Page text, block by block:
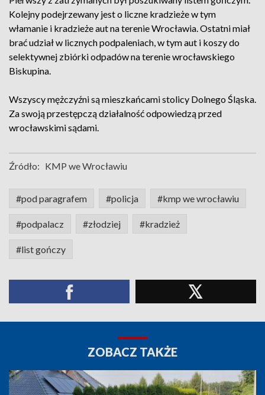
Kolejny podejrzewany jest o liczne kradzieże w tym
włamanie i kradzieże aut na terenie Wrocławia. Ostatni miał
brać udział w licznych podpaleniach, w tym aut i koszy do
selektywnej zbiórki odpadów na terenie wrocławskiego
Biskupina.
Wszyscy mężczyźni są mieszkańcami stolicy Dolnego Śląska.
Za swoją przestępczą działalność odpowiedzą przed
wrocławskimi sądami.
Źródło: KMP we Wrocławiu
#pod paragrafem #policja #kmp we wrocławiu
#podpalacz #złodziej #kradzież
#list gończy
ZOBACZ TAKŻE